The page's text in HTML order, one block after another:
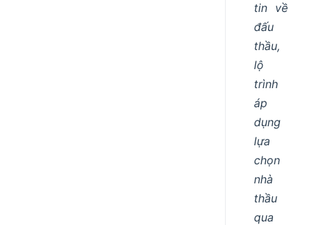
tin về
đấu
thầu,
lộ
trình
áp
dụng
lựa
chọn
nhà
thầu
qua